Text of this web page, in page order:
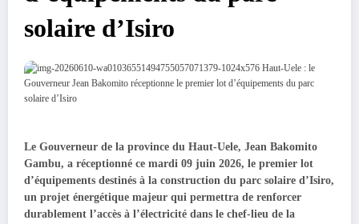
solaire d’Isiro
Le Gouverneur de la province du Haut-Uele, Jean Bakomito
Gambu, a réceptionné ce mardi 09 juin 2026, le premier lot
d’équipements destinés à la construction du parc solaire d’Isiro,
un projet énergétique majeur qui permettra de renforcer
durablement l’accès à l’électricité dans le chef-lieu de la